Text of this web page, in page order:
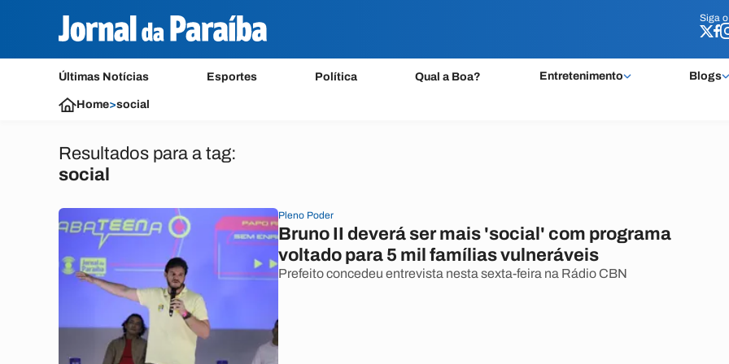
Siga o
Últimas Notícias Esportes Política Qual a Boa? Entretenimento Blogs
Siga o
Home>social
Resultados para a tag:
social
Pleno Poder
Bruno II deverá ser mais 'social' com programa
voltado para 5 mil famílias vulneráveis
Prefeito concedeu entrevista nesta sexta-feira na Rádio CBN